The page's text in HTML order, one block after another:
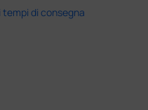
tempi di consegna